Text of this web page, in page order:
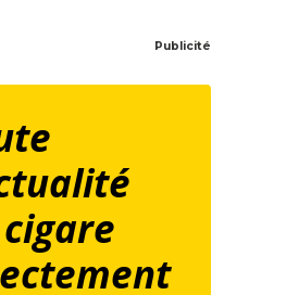
Publicité